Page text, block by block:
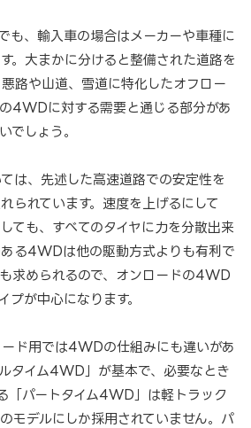
も、輸入車の場合はメーカーや車種に
。大まかに分けると整備された道路を
路や山道、雪道に特化したオフロー
4WDに対する需要と通じる部分があ
でしょう。
は、先述した高速道路での安定性を
られています。速度を上げるにして
ても、すべてのタイヤに力を分散出来
る4WDは他の駆動方式よりも有利で
求められるので、オンロードの4WD
プが中心になります。
ド用では4WDの仕組みにも違いがあ
タイム4WD」が基本で、必要なとき
「パートタイム4WD」は軽トラック
モデルにしか採用されていません。パ